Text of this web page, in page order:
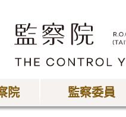
院 監察委員